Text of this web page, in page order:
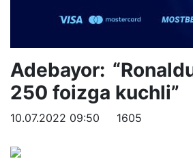
Adebayor:
250 foizga kuchli”
10.07.2022 09:50 1605